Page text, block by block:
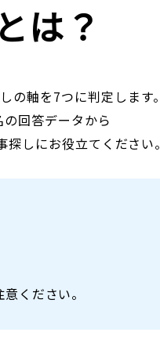
は？
の軸を7つに判定します。
回答データから
しにお役立てください。
ください。